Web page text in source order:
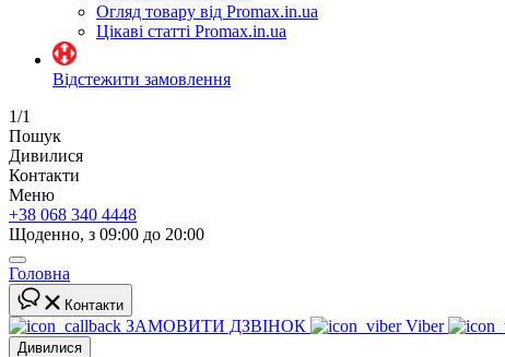
Огляд товару від Promax.in.ua
Цікаві статті Promax.in.ua
Відстежити замовлення
1/1
Пошук
Дивилися
Контакти
Меню
+38 068 340 4448
Щоденно, з 09:00 до 20:00
Головна
Контакти
ЗАМОВИТИ ДЗВІНОК Viber
Дивилися